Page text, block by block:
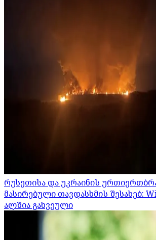
რუსეთისა და უკრაინის
მასირებული თავდასხმის შესახებ:
ალშია გახვეული